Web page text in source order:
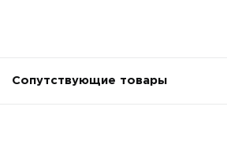
Сопутствующие товары